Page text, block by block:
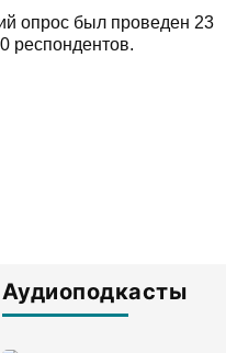
опрос был проведен 23
респондентов.
Аудиоподкасты